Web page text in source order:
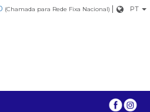
(Chamada para Rede Fixa Nacional) | PT